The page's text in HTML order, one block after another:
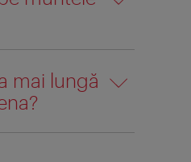
mai lungă